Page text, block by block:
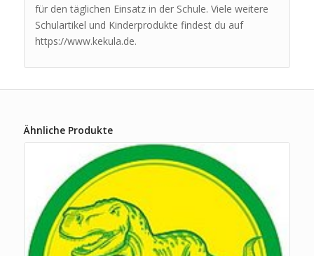
für den täglichen Einsatz in der Schule. Viele weitere
Schulartikel und Kinderprodukte findest du auf
https://www.kekula.de.
Ähnliche Produkte